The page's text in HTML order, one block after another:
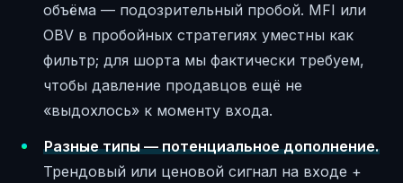
объёма — подозрительный пробой. MFI или
OBV в пробойных стратегиях уместны как
фильтр; для шорта мы фактически требуем,
чтобы давление продавцов ещё не
«выдохлось» к моменту входа.
Разные типы — потенциальное дополнение.
Трендовый или ценовой сигнал на входе +